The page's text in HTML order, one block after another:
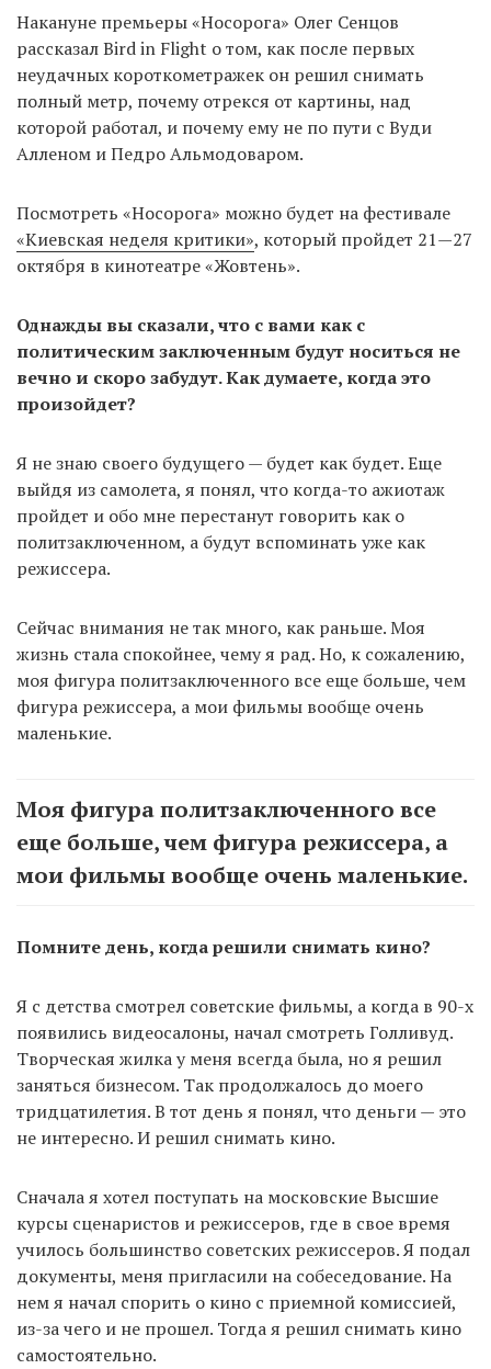
Накануне премьеры «Носорога» Олег Сенцов
рассказал Bird in Flight о том, как после первых
неудачных короткометражек он решил снимать
полный метр, почему отрекся от картины, над
которой работал, и почему ему не по пути с Вуди
Алленом и Педро Альмодоваром.
Посмотреть «Носорога» можно будет на фестивале
«Киевская неделя критики», который пройдет 21—27
октября в кинотеатре «Жовтень».
Однажды вы сказали, что с вами как с
политическим заключенным будут носиться не
вечно и скоро забудут. Как думаете, когда это
произойдет?
Я не знаю своего будущего — будет как будет. Еще
выйдя из самолета, я понял, что когда-то ажиотаж
пройдет и обо мне перестанут говорить как о
политзаключенном, а будут вспоминать уже как
режиссера.
Сейчас внимания не так много, как раньше. Моя
жизнь стала спокойнее, чему я рад. Но, к сожалению,
моя фигура политзаключенного все еще больше, чем
фигура режиссера, а мои фильмы вообще очень
маленькие.
Моя фигура политзаключенного все
еще больше, чем фигура режиссера, а
мои фильмы вообще очень маленькие.
Помните день, когда решили снимать кино?
Я с детства смотрел советские фильмы, а когда в 90-х
появились видеосалоны, начал смотреть Голливуд.
Творческая жилка у меня всегда была, но я решил
заняться бизнесом. Так продолжалось до моего
тридцатилетия. В тот день я понял, что деньги — это
не интересно. И решил снимать кино.
Сначала я хотел поступать на московские Высшие
курсы сценаристов и режиссеров, где в свое время
училось большинство советских режиссеров. Я подал
документы, меня пригласили на собеседование. На
нем я начал спорить о кино с приемной комиссией,
из-за чего и не прошел. Тогда я решил снимать кино
самостоятельно.